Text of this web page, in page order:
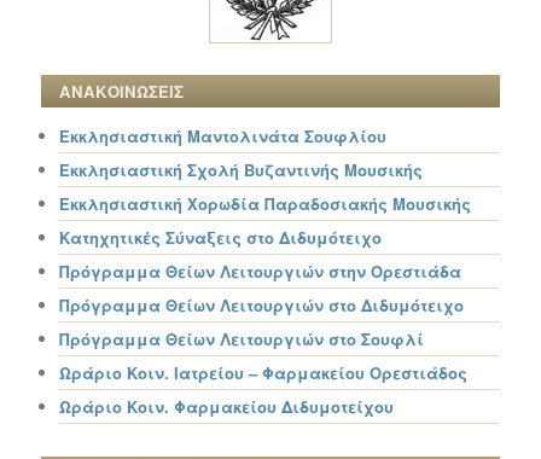
ΑΝΑΚΟΙΝΩΣΕΙΣ
Εκκλησιαστική Μαντολινάτα Σουφλίου
Εκκλησιαστική Σχολή Βυζαντινής Μουσικής
Εκκλησιαστική Χορωδία Παραδοσιακής Μουσικής
Κατηχητικές Σύναξεις στο Διδυμότειχο
Πρόγραμμα Θείων Λειτουργιών στην Ορεστιάδα
Πρόγραμμα Θείων Λειτουργιών στο Διδυμότειχο
Πρόγραμμα Θείων Λειτουργιών στο Σουφλί
Ωράριο Κοιν. Ιατρείου – Φαρμακείου Ορεστιάδος
Ωράριο Κοιν. Φαρμακείου Διδυμοτείχου